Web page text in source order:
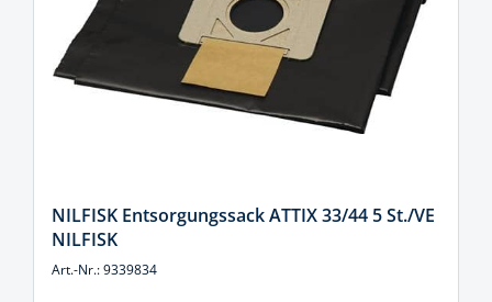
NILFISK Entsorgungssack ATTIX 33/44 5 St./VE
NILFISK
Art.-Nr.: 9339834